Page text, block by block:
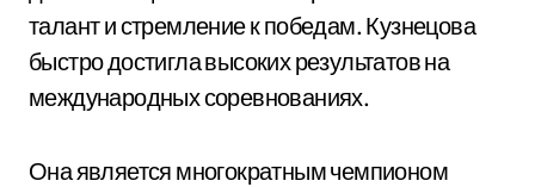
талант и стремление к победам. Кузнецова
быстро достигла высоких результатов на
международных соревнованиях.
Она является многократным чемпионом